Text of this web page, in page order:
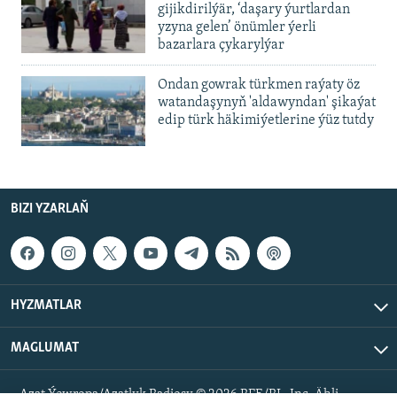
gijikdirilýär, ‘daşary ýurtlardan
yzyna gelen’ önümler ýerli
bazarlara çykarylýar
Ondan gowrak türkmen raýaty öz
watandaşynyň 'aldawyndan' şikaýat
edip türk häkimiýetlerine ýüz tutdy
BIZI YZARLAŇ
HYZMATLAR
MAGLUMAT
Azat Ýewropa/Azatlyk Radiosy © 2026 RFE/RL, Inc. Ähli